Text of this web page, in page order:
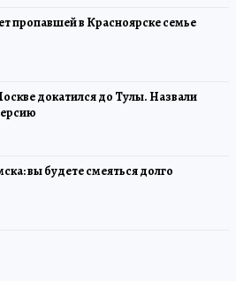
пропавшей в Красноярске семье
докатился до Тулы. Назвали
вы будете смеяться долго